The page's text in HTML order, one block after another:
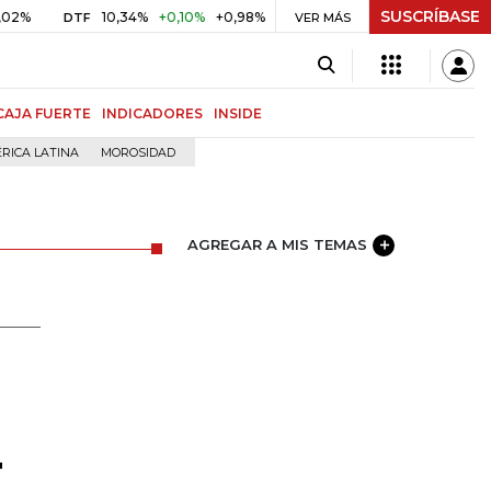
DTF 10,34% +0,10% +0,98% UVR $ 416,86 +$ 0,05 +0,01%
VER MÁS SUSCRÍBASE
FUERTE INDICADORES INSIDE
LATINA MOROSIDAD
AGREGAR A MIS TEMAS